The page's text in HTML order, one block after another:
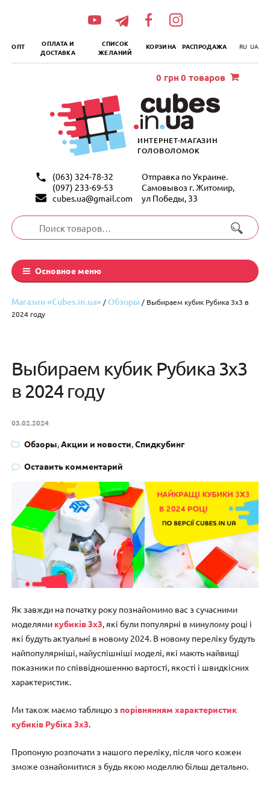
ОПТ
ОПЛАТА И
ДОСТАВКА
СПИСОК
ЖЕЛАНИЙ
КОРЗИНА РАСПРОДАЖА RU UA
ИНТЕРНЕТ-МАГАЗИН
ГОЛОВОЛОМОК
(063) 324-78-32
(097) 233-69-53
cubes.ua@gmail.com
Отправка по Украине.
Самовывоз г. Житомир,
ул Победы, 33
Искать:
Основное меню
0 грн 0 товаров
Магазин «Cubes.in.ua» / Обзоры / Выбираем кубик Рубика 3х3 в
2024 году
Выбираем кубик Рубика 3х3
в 2024 году
03.02.2024
Обзоры,Акции и новости,Спидкубинг
Оставить комментарий
Як завжди на початку року познайомимо вас з сучасними
моделями кубиків 3х3 , які були популярні в минулому році і
які будуть актуальні в новому 2024. В новому переліку будуть
найпопулярніші, найуспішніші моделі, які мають найвищі
показники по співвідношенню вартості, якості і швидкісних
характеристик.
Ми також маємо таблицю з порівнянням характеристик
кубиків Рубіка 3х3.
Пропоную розпочати з нашого переліку, після чого кожен
зможе ознайомитися з будь якою моделлю більш детально.